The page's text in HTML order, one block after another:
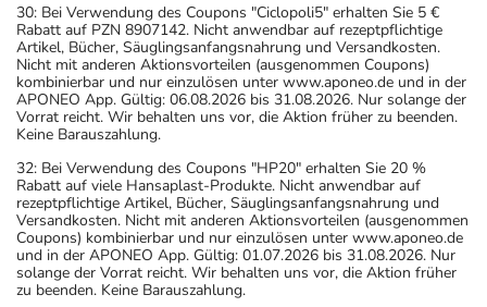
30: Bei Verwendung des Coupons "Ciclopoli5" erhalten Sie 5 €
Rabatt auf PZN 8907142. Nicht anwendbar auf rezeptpflichtige
Artikel, Bücher, Säuglingsanfangsnahrung und Versandkosten.
Nicht mit anderen Aktionsvorteilen (ausgenommen Coupons)
kombinierbar und nur einzulösen unter www.aponeo.de und in der
APONEO App. Gültig: 06.08.2026 bis 31.08.2026. Nur solange der
Vorrat reicht. Wir behalten uns vor, die Aktion früher zu beenden.
Keine Barauszahlung.
32: Bei Verwendung des Coupons "HP20" erhalten Sie 20 %
Rabatt auf viele Hansaplast-Produkte. Nicht anwendbar auf
rezeptpflichtige Artikel, Bücher, Säuglingsanfangsnahrung und
Versandkosten. Nicht mit anderen Aktionsvorteilen (ausgenommen
Coupons) kombinierbar und nur einzulösen unter www.aponeo.de
und in der APONEO App. Gültig: 01.07.2026 bis 31.08.2026. Nur
solange der Vorrat reicht. Wir behalten uns vor, die Aktion früher
zu beenden. Keine Barauszahlung.